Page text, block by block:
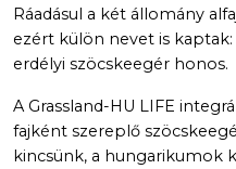
Ráadásul a két állomány
ezért külön nevet is
erdélyi szöcskeegér honos.
A Grassland-HU LIFE
fajként szereplő
kincsünk, a hungarikumok